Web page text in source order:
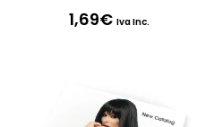
1,69€ Iva Inc.